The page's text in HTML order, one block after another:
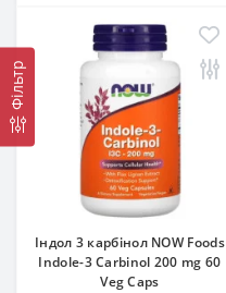
Фільтр
Індол 3 карбінол NOW Foods
Indole-3 Carbinol 200 mg 60
Veg Caps